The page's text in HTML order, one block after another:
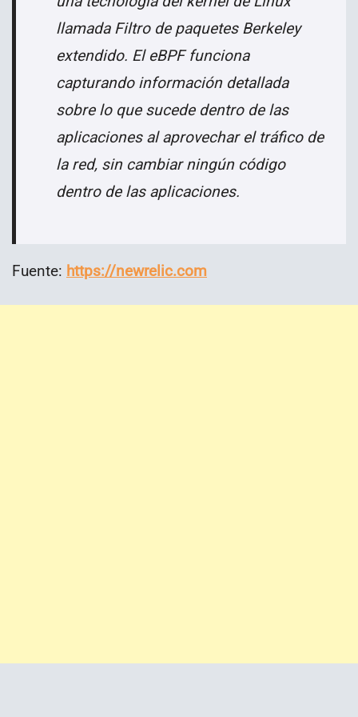
llamada Filtro de paquetes Berkeley
extendido. El eBPF funciona
capturando información detallada
sobre lo que sucede dentro de las
aplicaciones al aprovechar el tráfico de
la red, sin cambiar ningún código
dentro de las aplicaciones.
Fuente: https://newrelic.com